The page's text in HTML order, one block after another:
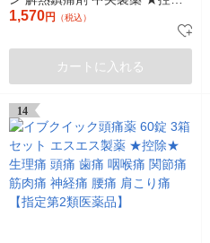
★生理痛 頭痛（イチオシ） オリ
1,570円 （税込）
カートに入れる
14